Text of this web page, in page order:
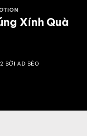
Xính Quà
BỞI AD BÉO